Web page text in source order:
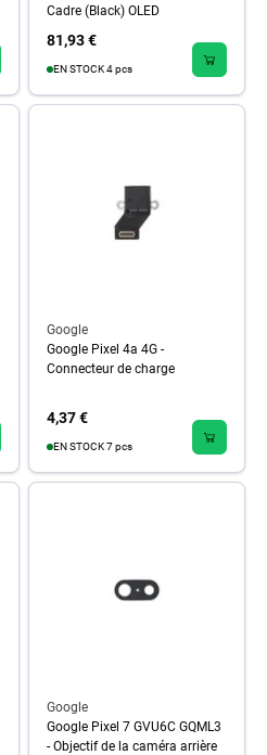
Cadre (Black) OLED
81,93 €
EN STOCK 4 pcs
Google
Google Pixel 4a 4G -
Connecteur de charge
4,37 €
EN STOCK 7 pcs
Google
Google Pixel 7 GVU6C GQML3
- Objectif de la caméra arrière